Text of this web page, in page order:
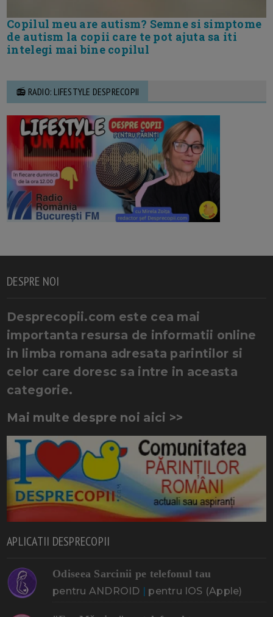
Copilul meu are autism? Semne si simptome
de autism la copii care te pot ajuta sa iti
intelegi mai bine copilul
📻 RADIO: LIFESTYLE DESPRECOPII
DESPRE NOI
Desprecopii.com este cea mai
importanta resursa de informatii online
in limba romana adresata parintilor si
celor care doresc sa intre in aceasta
categorie.
Mai multe despre noi aici >>
APLICATII DESPRECOPII
Odiseea Sarcinii pe telefonul tau
pentru ANDROID | pentru IOS (Apple)